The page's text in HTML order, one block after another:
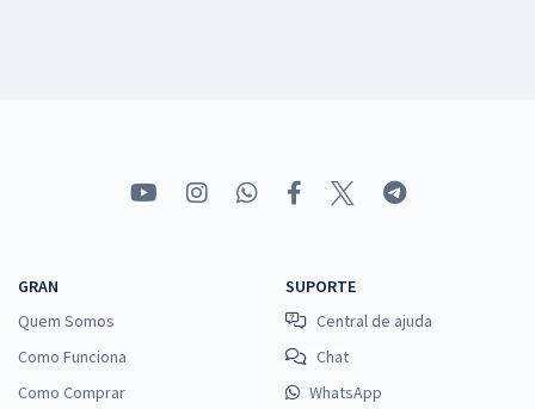
GRAN
Quem Somos
Como Funciona
Como Comprar
SUPORTE
Central de ajuda
Chat
WhatsApp